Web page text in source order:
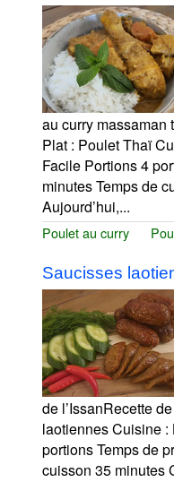
au curry massaman
Plat : Poulet Thaï
Facile Portions 4
minutes Temps de
Aujourd’hui,...
Poulet au curry
Saucisses
de l’IssanRecette
laotiennes Cuisine :
portions Temps de
cuisson 35 minutes